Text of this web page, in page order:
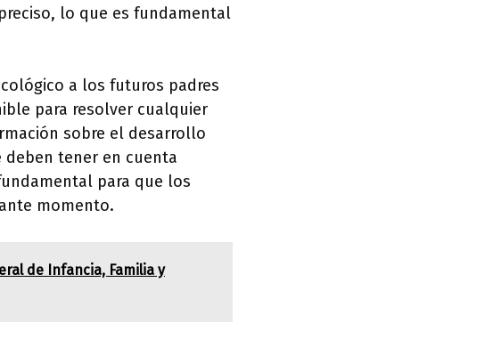
lo que es fundamental
a los futuros padres
para resolver cualquier
sobre el desarrollo
tener en cuenta
para que los
momento.
de Infancia, Familia y